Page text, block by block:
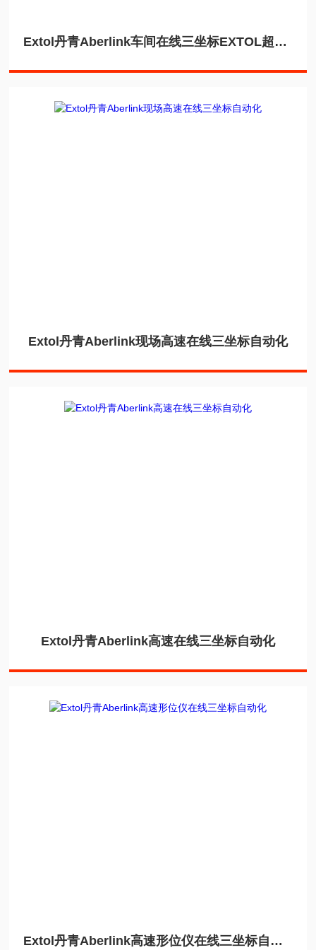
Extol丹青Aberlink车间在线三坐标EXTOL超高速机
Extol丹青Aberlink现场高速在线三坐标自动化
Extol丹青Aberlink高速在线三坐标自动化
Extol丹青Aberlink高速形位仪在线三坐标自动化